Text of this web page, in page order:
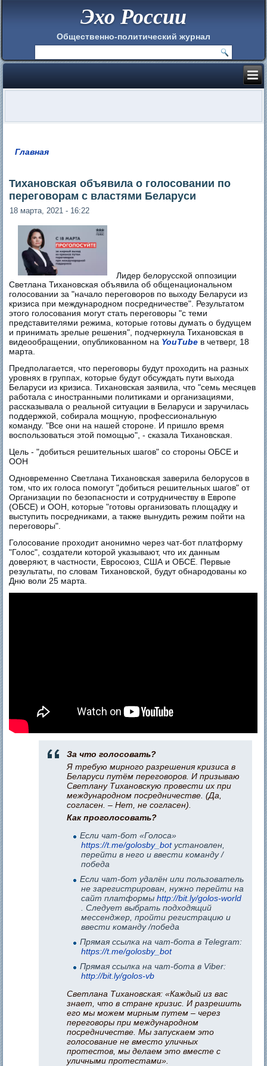
Эхо России
Общественно-политический журнал
Главная
Тихановская объявила о голосовании по
переговорам с властями Беларуси
18 марта, 2021 - 16:22
Лидер белорусской оппозиции
Светлана Тихановская объявила об общенациональном
голосовании за "начало переговоров по выходу Беларуси из
кризиса при международном посредничестве". Результатом
этого голосования могут стать переговоры "с теми
представителями режима, которые готовы думать о будущем
и принимать зрелые решения", подчеркнула Тихановская в
видеообращении, опубликованном на YouTube в четверг, 18
марта.
Предполагается, что переговоры будут проходить на разных
уровнях в группах, которые будут обсуждать пути выхода
Беларуси из кризиса. Тихановская заявила, что "семь месяцев
работала с иностранными политиками и организациями,
рассказывала о реальной ситуации в Беларуси и заручилась
поддержкой, собирала мощную, профессиональную
команду. "Все они на нашей стороне. И пришло время
воспользоваться этой помощью", - сказала Тихановская.
Цель - "добиться решительных шагов" со стороны ОБСЕ и
ООН
Одновременно Светлана Тихановская заверила белорусов в
том, что их голоса помогут "добиться решительных шагов" от
Организации по безопасности и сотрудничеству в Европе
(ОБСЕ) и ООН, которые "готовы организовать площадку и
выступить посредниками, а также вынудить режим пойти на
переговоры".
Голосование проходит анонимно через чат-бот платформу
"Голос", создатели которой указывают, что их данным
доверяют, в частности, Евросоюз, США и ОБСЕ. Первые
результаты, по словам Тихановской, будут обнародованы ко
Дню воли 25 марта.
За что голосовать?
Я требую мирного разрешения кризиса в
Беларуси путём переговоров. И призываю
Светлану Тихановскую провести их при
международном посредничестве. (Да,
согласен. – Нет, не согласен).
Как проголосовать?
Если чат-бот «Голоса»
https://t.me/golosby_bot​ установлен,
перейти в него и ввести команду /
победа
Если чат-бот удалён или пользователь
не зарегистрирован, нужно перейти на
сайт платформыhttp://bit.ly/golos-world
. Следует выбрать подходящий
мессенджер, пройти регистрацию и
ввести команду /победа
Прямая ссылка на чат-бота в Telegram:
https://t.me/golosby_bot
Прямая ссылка на чат-бота в Viber:
http://bit.ly/golos-vb
Светлана Тихановская: «Каждый из вас
знает, что в стране кризис. И разрешить
его мы можем мирным путем – через
переговоры при международном
посредничестве. Мы запускаем это
голосование не вместо уличных
протестов, мы делаем это вместе с
уличными протестами».